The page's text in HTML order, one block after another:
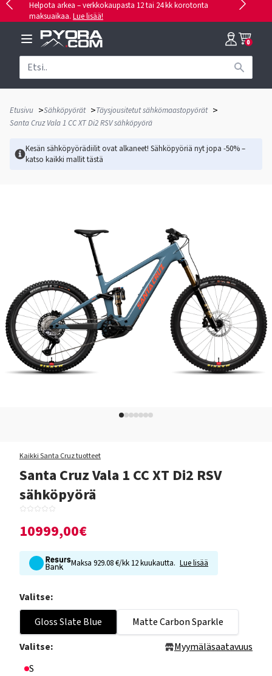
Helpota arkea – verkkokaupasta 12 tai 24 kk korotonta
maksuaikaa. Lue lisää!
0
Etusivu >Sähköpyörät >Täysjousitetut sähkömaastopyörät >
Santa Cruz Vala 1 CC XT Di2 RSV sähköpyörä
Kesän sähköpyörädiilit ovat alkaneet! Sähköpyöriä nyt jopa -50% –
katso kaikki mallittästä
Kaikki Santa Cruz tuotteet
Santa Cruz Vala 1 CC XT Di2 RSV
sähköpyörä
10999,00€
Maksa 929.08 €/kk 12 kuukautta. Lue lisää
Valitse:
Gloss Slate Blue
Matte Carbon Sparkle
Valitse:
Myymäläsaatavuus
S